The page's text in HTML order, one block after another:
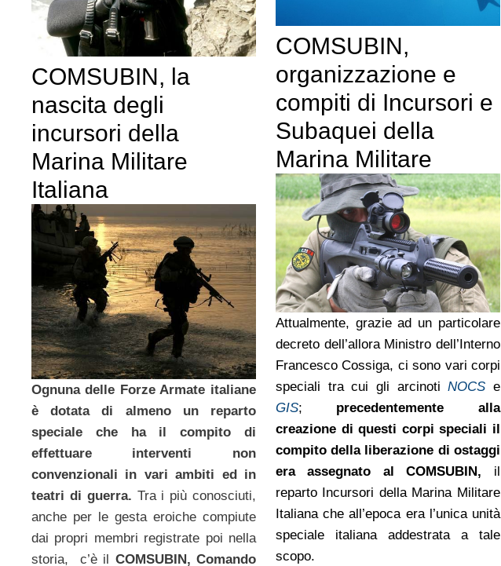
COMSUBIN,
organizzazione e
compiti di Incursori e
Subaquei della
Marina Militare
Attualmente, grazie ad un particolare
decreto dell’allora Ministro dell’Interno
Francesco Cossiga, ci sono vari corpi
speciali tra cui gli arcinotiNOCS e
GIS; precedentemente alla
creazione di questi corpi speciali il
compito della liberazione di ostaggi
era assegnato al COMSUBIN, il
reparto Incursori della Marina Militare
Italiana che all’epoca era l’unica unità
speciale italiana addestrata a tale
scopo.
COMSUBIN, la
nascita degli
incursori della
Marina Militare
Italiana
Ognuna delle Forze Armate italiane
è dotata di almeno un reparto
speciale che ha il compito di
effettuare interventi non
convenzionali in vari ambiti ed in
teatri di guerra. Tra i più conosciuti,
anche per le gesta eroiche compiute
dai propri membri registrate poi nella
storia, c’è il COMSUBIN, Comando